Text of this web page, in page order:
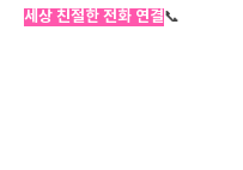
세상 친절한 전화 연결📞